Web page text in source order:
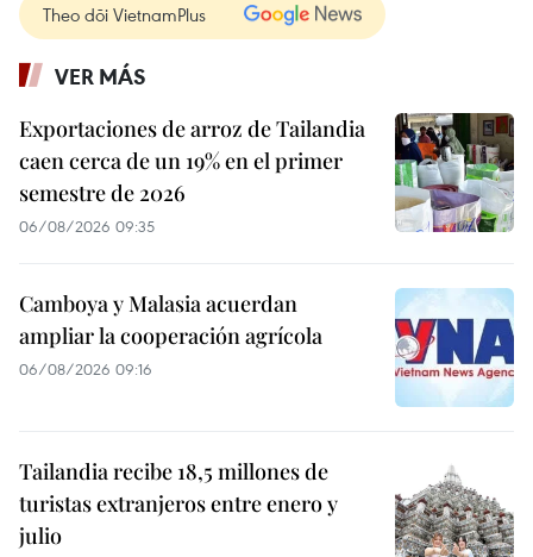
Theo dõi VietnamPlus
VER MÁS
Exportaciones de arroz de Tailandia
caen cerca de un 19% en el primer
semestre de 2026
06/08/2026 09:35
Camboya y Malasia acuerdan
ampliar la cooperación agrícola
06/08/2026 09:16
Tailandia recibe 18,5 millones de
turistas extranjeros entre enero y
julio